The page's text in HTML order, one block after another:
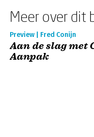
Meer over dit
Preview | Fred Conijn
Aan de slag met
Aanpak